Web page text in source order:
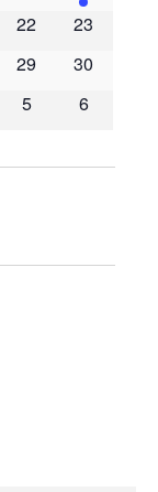
22
23
29
30
5 6